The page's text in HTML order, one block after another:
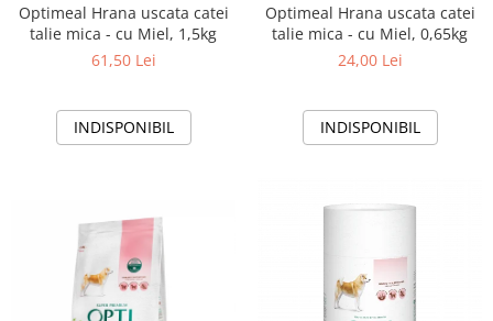
Optimeal Hrana uscata catei
talie mica - cu Miel, 1,5kg
61,50 Lei
INDISPONIBIL
Optimeal Hrana uscata catei
talie mica - cu Miel, 0,65kg
24,00 Lei
INDISPONIBIL